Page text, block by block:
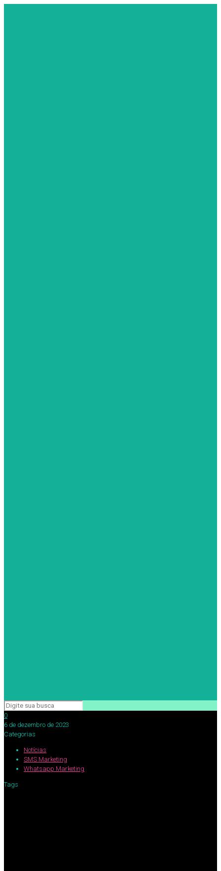
0
6 de dezembro de 2023
Categorias
Notícias
SMS Marketing
Whatsapp Marketing
Tags